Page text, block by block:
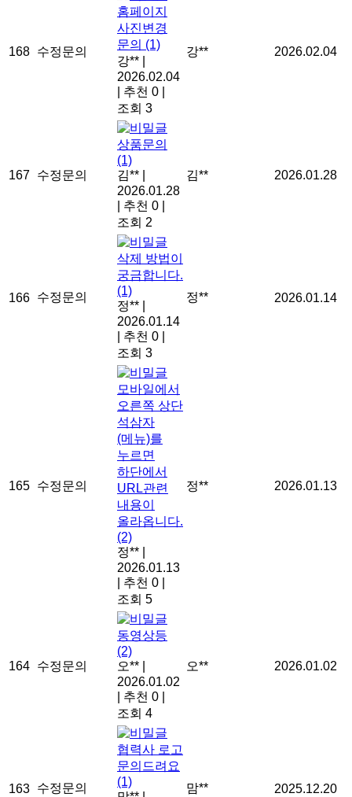
168 수정문의
홈페이지
사진변경
문의 (1)
강**
2026.02.04
추천 0
조회 3
강** 2026.02.04
167 수정문의
상품문의
(1)
김**
2026.01.28
추천 0
조회 2
김** 2026.01.28
166 수정문의
삭제 방법이
궁금합니다.
(1)
정**
2026.01.14
추천 0
조회 3
정** 2026.01.14
165 수정문의
모바일에서
오른쪽 상단
석삼자
(메뉴)를
누르면
하단에서
URL관련
내용이
올라옵니다.
(2)
정**
2026.01.13
추천 0
조회 5
정** 2026.01.13
164 수정문의
동영상등
(2)
오**
2026.01.02
추천 0
조회 4
오** 2026.01.02
163 수정문의
협력사 로고
문의드려요
(1)
맘** 2025.12.20